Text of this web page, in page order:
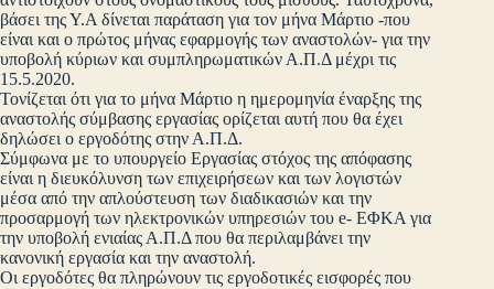
βάσει της Υ.Α δίνεται παράταση για τον μήνα Μάρτιο -που
είναι και ο πρώτος μήνας εφαρμογής των αναστολών- για την
υποβολή κύριων και συμπληρωματικών Α.Π.Δ μέχρι τις
15.5.2020.
Τονίζεται ότι για το μήνα Μάρτιο η ημερομηνία έναρξης της
αναστολής σύμβασης εργασίας ορίζεται αυτή που θα έχει
δηλώσει ο εργοδότης στην Α.Π.Δ.
Σύμφωνα με το υπουργείο Εργασίας στόχος της απόφασης
είναι η διευκόλυνση των επιχειρήσεων και των λογιστών
μέσα από την απλούστευση των διαδικασιών και την
προσαρμογή των ηλεκτρονικών υπηρεσιών του e- ΕΦΚΑ για
την υποβολή ενιαίας Α.Π.Δ που θα περιλαμβάνει την
κανονική εργασία και την αναστολή.
Οι εργοδότες θα πληρώνουν τις εργοδοτικές εισφορές που